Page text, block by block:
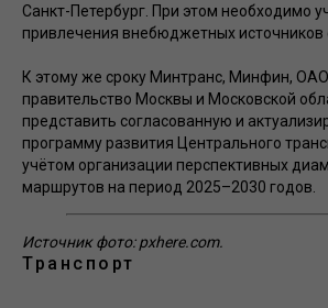
Санкт-Петербург. При этом необходимо
привлечения внебюджетных источников
К этому же сроку Минтранс, Минфин,
правительство Москвы и Московской
представить согласованную и
программу развития Центрального
учётом организации перспективных
маршрутов на период 2025–2030 годов.
Источник фото: pxhere.com.
Транспорт